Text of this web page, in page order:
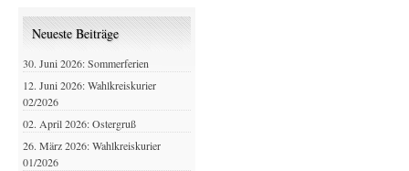
Neueste Beiträge
30. Juni 2026: Sommerferien
12. Juni 2026: Wahlkreiskurier
02/2026
02. April 2026: Ostergruß
26. März 2026: Wahlkreiskurier
01/2026